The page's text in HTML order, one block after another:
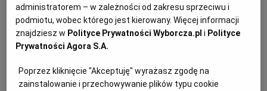
Otrzymuj wiadomości z najnowszymi ogłoszeniami
spełniającymi wybrane przez Ciebie kryteria.
administratorem – w zależności od zakresu sprzeciwu i
podmiotu, wobec którego jest kierowany. Więcej informacji
znajdziesz w Polityce Prywatności Wyborcza.pl i Polityce
Prywatności Agora S.A.
Poprzez kliknięcie "Akceptuję" wyrażasz zgodę na
zainstalowanie i przechowywanie plików typu cookie